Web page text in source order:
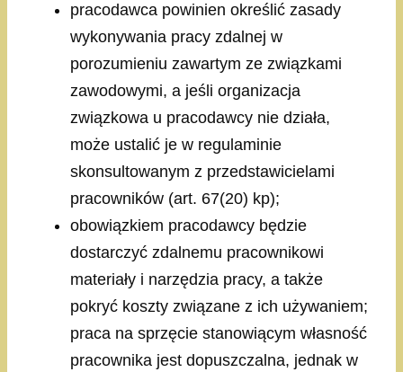
pracodawca powinien określić zasady
wykonywania pracy zdalnej w
porozumieniu zawartym ze związkami
zawodowymi, a jeśli organizacja
związkowa u pracodawcy nie działa,
może ustalić je w regulaminie
skonsultowanym z przedstawicielami
pracowników (art. 67(20) kp);
obowiązkiem pracodawcy będzie
dostarczyć zdalnemu pracownikowi
materiały i narzędzia pracy, a także
pokryć koszty związane z ich używaniem;
praca na sprzęcie stanowiącym własność
pracownika jest dopuszczalna, jednak w